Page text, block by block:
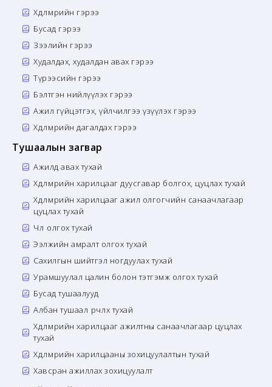
Хөдөлмөрийн гэрээ
Бусад гэрээ
Зээлийн гэрээ
Худалдах, худалдан авах гэрээ
Түрээсийн гэрээ
Бэлтгэн нийлүүлэх гэрээ
Ажил гүйцэтгэх, үйлчилгээ үзүүлэх гэрээ
Хөдөлмөрийн дагалдах гэрээ
Тушаалын загвар
Ажилд авах тухай
Хөдөлмөрийн харилцааг дуусгавар болгох, цуцлах тухай
Хөдөлмөрийн харилцааг ажил олгогчийн санаачлагаар
цуцлах тухай
Чөлөө олгох тухай
Ээлжийн амралт олгох тухай
Сахилгын шийтгэл ногдуулах тухай
Урамшуулал цалин болон тэтгэмж олгох тухай
Бусад тушаалууд
Албан тушаал өөрчлөх тухай
Хөдөлмөрийн харилцааг ажилтны санаачлагаар цуцлах
тухай
Хөдөлмөрийн харилцааны зохицуулалтын тухай
Хавсран ажиллах зохицуулалт